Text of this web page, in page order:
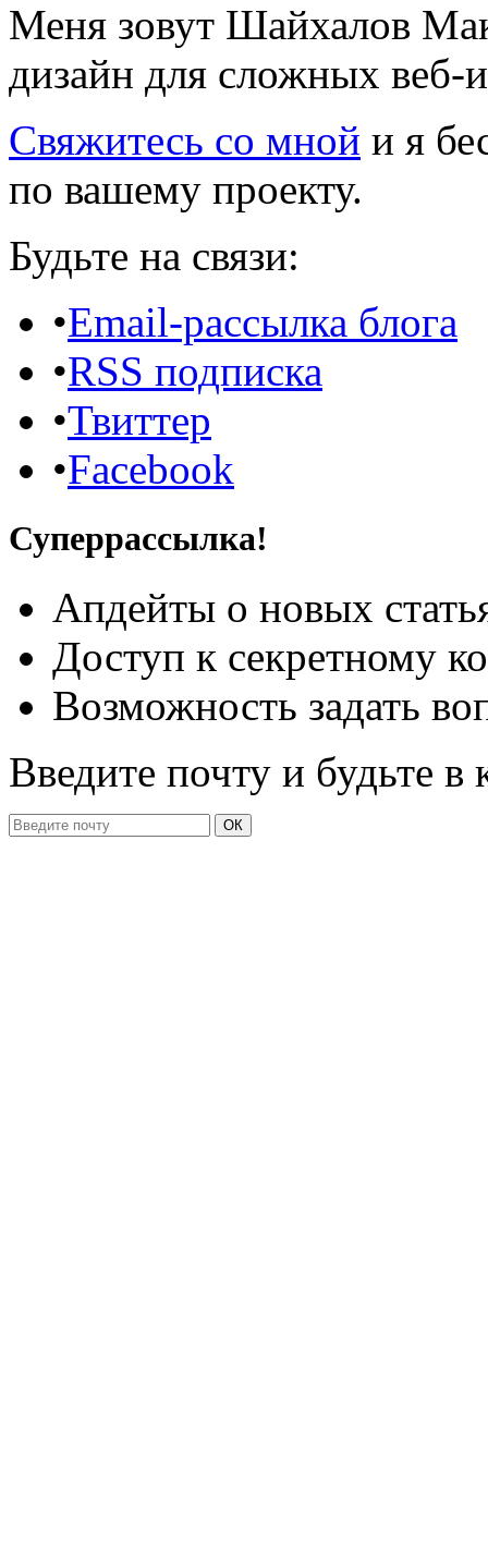
Меня зовут Шайхалов
дизайн для сложных веб-
Свяжитесь со мной и я
по вашему проекту.
Будьте на связи:
•Email-рассылка блога
•RSS подписка
•Твиттер
•Facebook
Суперрассылка!
Апдейты о новых
Доступ к секретному
Возможность задать
Введите почту и будьте в